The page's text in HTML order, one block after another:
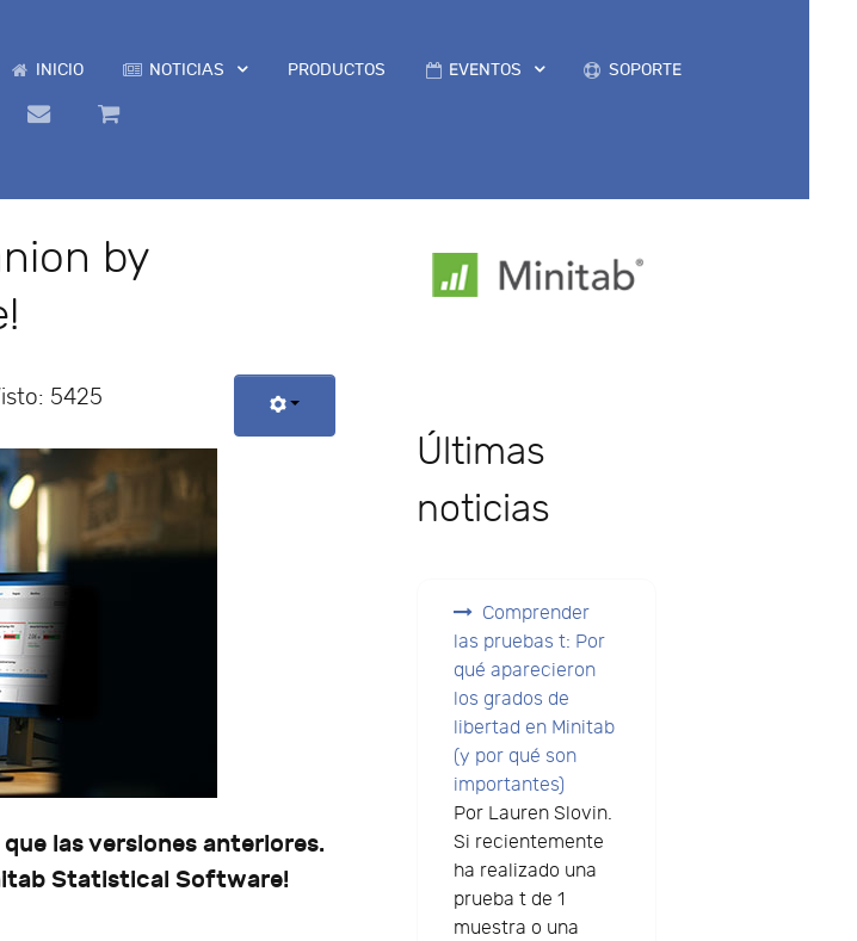
INICIO NOTICIAS PRODUCTOS EVENTOS SOPORTE
by
5425
las versiones anteriores.
Statistical Software!
Últimas
noticias
Comprender
las pruebas t: Por
qué aparecieron
los grados de
libertad en Minitab
(y por qué son
importantes)
Por Lauren Slovin.
Si recientemente
ha realizado una
prueba t de 1
muestra o una